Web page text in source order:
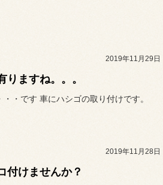
2019年11月29日
りますね。。。
・です 車にハシゴの取り付けです。
2019年11月28日
付けませんか？